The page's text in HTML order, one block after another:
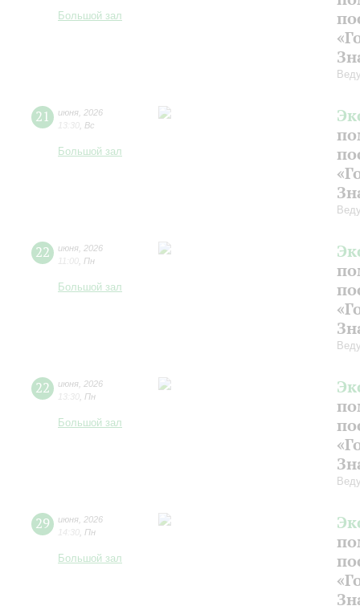
Большой зал
21 июня 2026
13:30 Вс
Большой зал
22 июня 2026
11:00 Пн
Большой зал
22 июня 2026
13:30 Пн
Большой зал
29 июня 2026
14:30 Пн
Большой зал